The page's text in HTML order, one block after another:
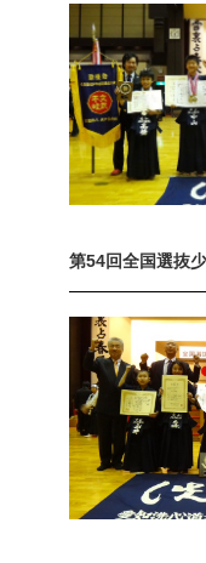
第54回全国選抜